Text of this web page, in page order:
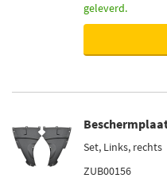
geleverd.
Set, Links, rechts
ZUB00156